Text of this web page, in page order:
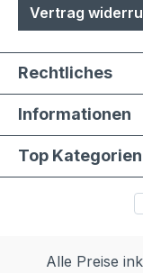
Vertrag
Rechtliches
Informationen
Top Kategorien
Alle Preise